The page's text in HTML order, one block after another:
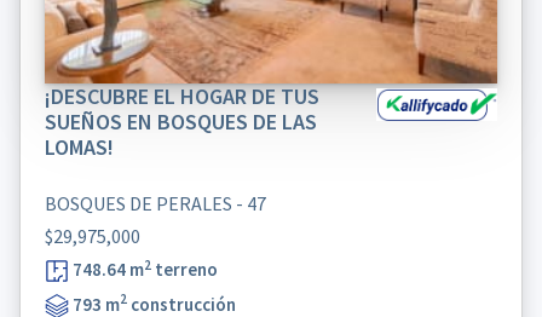
¡DESCUBRE EL HOGAR DE TUS
SUEÑOS EN BOSQUES DE LAS
LOMAS!
BOSQUES DE PERALES - 47
$29,975,000
748.64 m2 terreno
793 m2 construcción